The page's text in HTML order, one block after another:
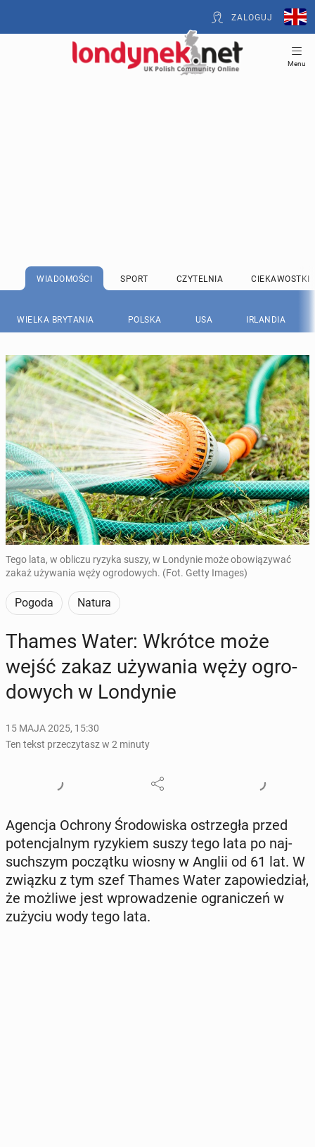
ZALOGUJ
Menu
WIADOMOŚCI SPORT CZYTELNIA CIEKAWOSTKI
WIELKA BRYTANIA POLSKA USA IRLANDIA
Tego lata, w obliczu ryzyka suszy, w Londynie może obowiązywać
zakaż używania węży ogrodowych. (Fot. Getty Images)
Pogoda Natura
Thames Water: Wkrótce może
wejść zakaz uży­wa­nia węży ogro­
do­wych w Lon­dy­nie
15 MAJA 2025, 15:30
Ten tekst przeczytasz w 2 minuty
Agencja Ochrony Śro­do­wi­ska ostrze­gła przed
po­ten­cjal­nym ry­zy­kiem suszy tego lata po naj­
such­szym po­cząt­ku wiosny w Anglii od 61 lat. W
związku z tym szef Thames Water za­po­wie­dział,
że możliwe jest wpro­wa­dze­nie ogra­ni­czeń w
zużyciu wody tego lata.